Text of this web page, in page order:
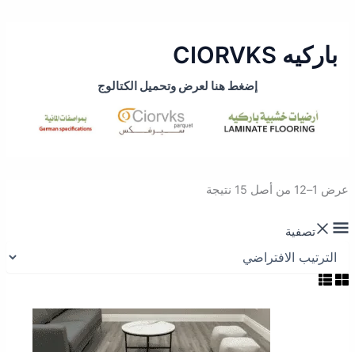
باركيه CIORVKS
إضغط هنا لعرض وتحميل الكتالوج
عرض 1–12 من أصل 15 نتيجة
تصفية
الأصلي
هو:
الحالي
هو: